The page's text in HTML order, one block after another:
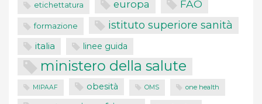
etichettatura europa FAO
formazione istituto superiore sanità
italia linee guida
ministero della salute
MIPAAF obesità OMS one health